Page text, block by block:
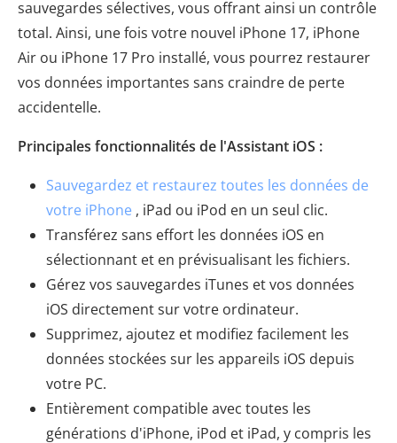
sauvegardes sélectives, vous offrant ainsi un contrôle
total. Ainsi, une fois votre nouvel iPhone 17, iPhone
Air ou iPhone 17 Pro installé, vous pourrez restaurer
vos données importantes sans craindre de perte
accidentelle.
Principales fonctionnalités de l'Assistant iOS :
Sauvegardez et restaurez toutes les données de
votre iPhone , iPad ou iPod en un seul clic.
Transférez sans effort les données iOS en
sélectionnant et en prévisualisant les fichiers.
Gérez vos sauvegardes iTunes et vos données
iOS directement sur votre ordinateur.
Supprimez, ajoutez et modifiez facilement les
données stockées sur les appareils iOS depuis
votre PC.
Entièrement compatible avec toutes les
générations d'iPhone, iPod et iPad, y compris les